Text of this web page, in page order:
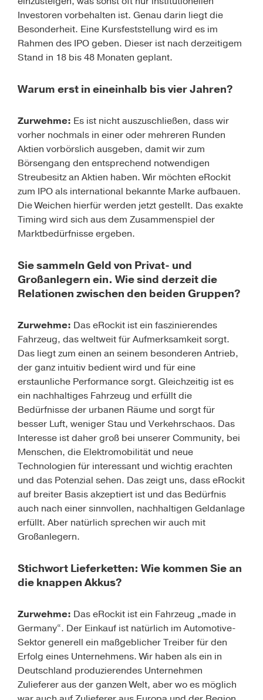
Investoren vorbehalten ist. Genau darin liegt die
Besonderheit. Eine Kursfeststellung wird es im
Rahmen des IPO geben. Dieser ist nach derzeitigem
Stand in 18 bis 48 Monaten geplant.
Warum erst in eineinhalb bis vier Jahren?
Zurwehme: Es ist nicht auszuschließen, dass wir
vorher nochmals in einer oder mehreren Runden
Aktien vorbörslich ausgeben, damit wir zum
Börsengang den entsprechend notwendigen
Streubesitz an Aktien haben. Wir möchten eRockit
zum IPO als international bekannte Marke aufbauen.
Die Weichen hierfür werden jetzt gestellt. Das exakte
Timing wird sich aus dem Zusammenspiel der
Marktbedürfnisse ergeben.
Sie sammeln Geld von Privat- und
Großanlegern ein. Wie sind derzeit die
Relationen zwischen den beiden Gruppen?
Zurwehme: Das eRockit ist ein faszinierendes
Fahrzeug, das weltweit für Aufmerksamkeit sorgt.
Das liegt zum einen an seinem besonderen Antrieb,
der ganz intuitiv bedient wird und für eine
erstaunliche Performance sorgt. Gleichzeitig ist es
ein nachhaltiges Fahrzeug und erfüllt die
Bedürfnisse der urbanen Räume und sorgt für
besser Luft, weniger Stau und Verkehrschaos. Das
Interesse ist daher groß bei unserer Community, bei
Menschen, die Elektromobilität und neue
Technologien für interessant und wichtig erachten
und das Potenzial sehen. Das zeigt uns, dass eRockit
auf breiter Basis akzeptiert ist und das Bedürfnis
auch nach einer sinnvollen, nachhaltigen Geldanlage
erfüllt. Aber natürlich sprechen wir auch mit
Großanlegern.
Stichwort Lieferketten: Wie kommen Sie an
die knappen Akkus?
Zurwehme: Das eRockit ist ein Fahrzeug „made in
Germany“. Der Einkauf ist natürlich im Automotive-
Sektor generell ein maßgeblicher Treiber für den
Erfolg eines Unternehmens. Wir haben als ein in
Deutschland produzierendes Unternehmen
Zulieferer aus der ganzen Welt, aber wo es möglich